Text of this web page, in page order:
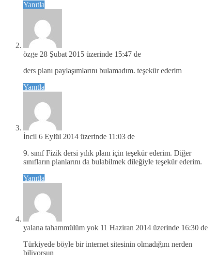
Yanıtla
özge 28 Şubat 2015 üzerinde 15:47 de
ders planı paylaşımlarını bulamadım. teşekür ederim
Yanıtla
İncil 6 Eylül 2014 üzerinde 11:03 de
9. sınıf Fizik dersi yılık planı için teşekür ederim. Diğer
sınıfların planlarını da bulabilmek dileğiyle teşekür ederim.
Yanıtla
yalana tahammülüm yok 11 Haziran 2014 üzerinde 16:30 de
Türkiyede böyle bir internet sitesinin olmadığını nerden
biliyorsun